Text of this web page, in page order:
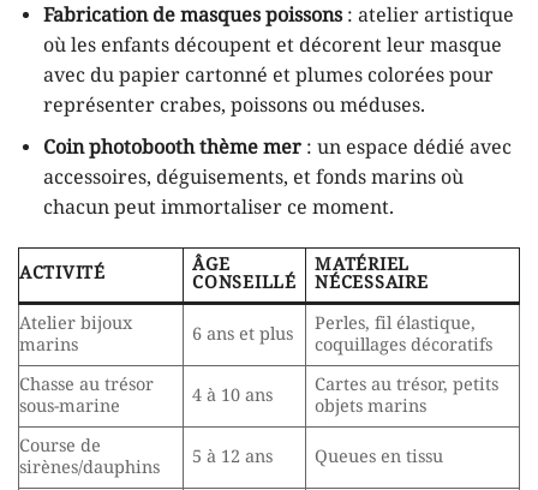
Fabrication de masques poissons: atelier artistique
où les enfants découpent et décorent leur masque
avec du papier cartonné et plumes colorées pour
représenter crabes, poissons ou méduses.
Coin photobooth thème mer: un espace dédié avec
accessoires, déguisements, et fonds marins où
chacun peut immortaliser ce moment.
ACTIVITÉ
ÂGE
CONSEILLÉ
MATÉRIEL
NÉCESSAIRE
Atelier bijoux
marins
6 ans et plus
Perles, fil élastique,
coquillages décoratifs
Chasse au trésor
sous-marine
4 à 10 ans
Cartes au trésor, petits
objets marins
Course de
sirènes/dauphins
5 à 12 ans Queues en tissu